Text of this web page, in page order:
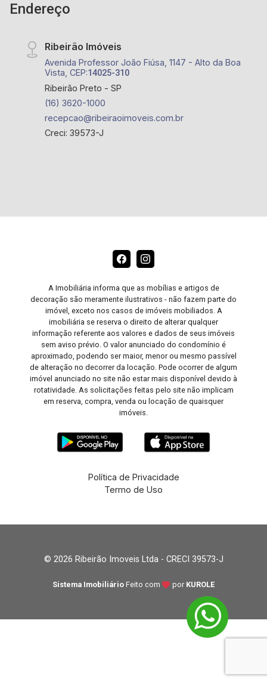
Endereço
Ribeirão Imóveis
Avenida Professor João Fiúsa, 1147 - Alto da Boa
Vista, CEP:14025-310
Ribeirão Preto - SP
(16) 3620-1000
recepcao@ribeiraoimoveis.com.br
Creci: 39573-J
A Imobiliária informa que as mobílias e artigos de
decoração são meramente ilustrativos - não fazem parte do
imóvel, exceto nos casos de imóveis mobiliados. A
imobiliária se reserva o direito de alterar qualquer
informação referente aos valores e dados de seus imóveis
sem aviso prévio. O valor anunciado do condomínio é
aproximado, podendo ser maior, menor ou mesmo passível
de alteração no decorrer da locação. Pode ocorrer de algum
imóvel anunciado no site não estar mais disponível devido à
rotatividade. As solicitações feitas pelo site não implicam
em reserva, compra, venda ou locação de quaisquer
imóveis.
Política de Privacidade
Termo de Uso
© 2026 Ribeirão Imoveis Ltda - CRECI 39573-J
Sistema Imobiliário Feito com por KUROLE